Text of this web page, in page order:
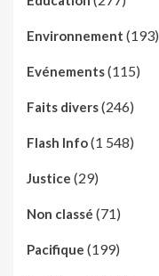
Environnement (193)
Evénements(115)
Faits divers(246)
Flash Info(1 548)
Justice (29)
Non classé (71)
Pacifique (199)